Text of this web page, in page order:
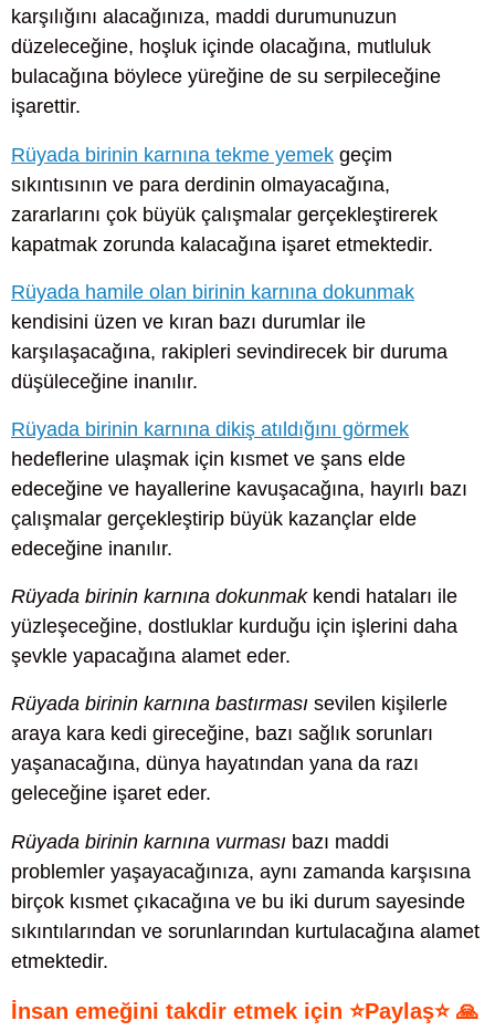
karşılığını alacağınıza, maddi durumunuzun
düzeleceğine, hoşluk içinde olacağına, mutluluk
bulacağına böylece yüreğine de su serpileceğine
işarettir.
Rüyada birinin karnına tekme yemek geçim
sıkıntısının ve para derdinin olmayacağına,
zararlarını çok büyük çalışmalar gerçekleştirerek
kapatmak zorunda kalacağına işaret etmektedir.
Rüyada hamile olan birinin karnına dokunmak
kendisini üzen ve kıran bazı durumlar ile
karşılaşacağına, rakipleri sevindirecek bir duruma
düşüleceğine inanılır.
Rüyada birinin karnına dikiş atıldığını görmek
hedeflerine ulaşmak için kısmet ve şans elde
edeceğine ve hayallerine kavuşacağına, hayırlı bazı
çalışmalar gerçekleştirip büyük kazançlar elde
edeceğine inanılır.
Rüyada birinin karnına dokunmakkendi hataları ile
yüzleşeceğine, dostluklar kurduğu için işlerini daha
şevkle yapacağına alamet eder.
Rüyada birinin karnına bastırması sevilen kişilerle
araya kara kedi gireceğine, bazı sağlık sorunları
yaşanacağına, dünya hayatından yana da razı
geleceğine işaret eder.
Rüyada birinin karnına vurması bazı maddi
problemler yaşayacağınıza, aynı zamanda karşısına
birçok kısmet çıkacağına ve bu iki durum sayesinde
sıkıntılarından ve sorunlarından kurtulacağına alamet
etmektedir.
İnsan emeğini takdir etmek için ⭐Paylaş⭐ 🙏